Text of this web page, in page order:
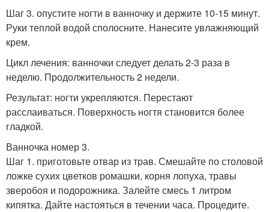
Шаг 3. опустите ногти в ванночку и держите 10-15 минут.
Руки теплой водой сполосните. Нанесите увлажняющий
крем.
Цикл лечения: ванночки следует делать 2-3 раза в
неделю. Продолжительность 2 недели.
Результат: ногти укрепляются. Перестают
расслаиваться. Поверхность ногтя становится более
гладкой.
Ванночка номер 3.
Шаг 1. приготовьте отвар из трав. Смешайте по столовой
ложке сухих цветков ромашки, корня лопуха, травы
зверобоя и подорожника. Залейте смесь 1 литром
кипятка. Дайте настояться в течении часа. Процедите.